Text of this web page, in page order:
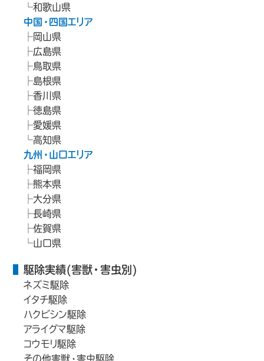
和歌山県
中国・四国エリア
岡山県
広島県
鳥取県
島根県
香川県
徳島県
愛媛県
高知県
九州・山口エリア
福岡県
熊本県
大分県
長崎県
佐賀県
山口県
駆除実績(害獣・害虫別)
ネズミ駆除
イタチ駆除
ハクビシン駆除
アライグマ駆除
コウモリ駆除
その他害獣・害虫駆除